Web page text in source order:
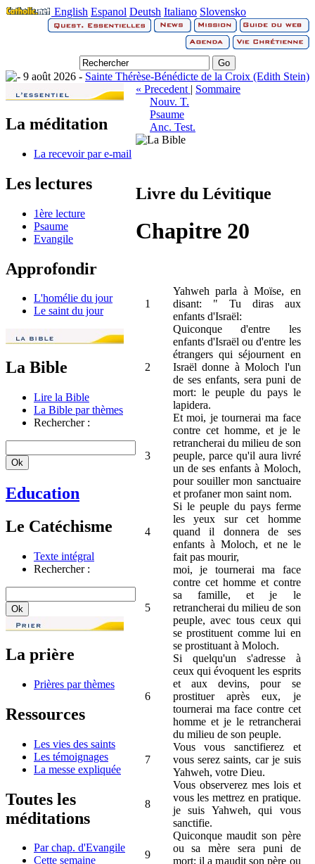
English Espanol Deutsh Italiano Slovensko
9 août 2026 - Sainte Thérèse-Bénédicte de la Croix (Edith Stein)
La méditation
La recevoir par e-mail
Les lectures
1ère lecture
Psaume
Evangile
Approfondir
L'homélie du jour
Le saint du jour
La Bible
Lire la Bible
La Bible par thèmes
Rechercher :
Education
Le Catéchisme
Texte intégral
Rechercher :
La prière
Prières par thèmes
Ressources
Les vies des saints
Les témoignages
La messe expliquée
Toutes les
méditations
Par chap. d'Evangile
Cette semaine
« Precedent | Sommaire
Nouv. T.
Psaume
Anc. Test.
Livre du Lévitique
Chapitre 20
1
Yahweh parla à Moïse, en
disant: " Tu diras aux
enfants d'Israël:
2
Quiconque d'entre les
enfants d'Israël ou d'entre les
étrangers qui séjournent en
Israël donne à Moloch l'un
de ses enfants, sera puni de
mort: le peuple du pays le
lapidera.
3
Et moi, je tournerai ma face
contre cet homme, et je le
retrancherai du milieu de son
peuple, parce qu'il aura livré
un de ses enfants à Moloch,
pour souiller mon sanctuaire
et profaner mon saint nom.
4
Si le peuple du pays ferme
les yeux sur cet homme
quand il donnera de ses
enfants à Moloch, et ne le
fait pas mourir,
5
moi, je tournerai ma face
contre cet homme et contre
sa famille, et je le
retrancherai du milieu de son
peuple, avec tous ceux qui
se prostituent comme lui en
se prostituant à Moloch.
6
Si quelqu'un s'adresse à
ceux qui évoquent les esprits
et aux devins, pour se
prostituer après eux, je
tournerai ma face contre cet
homme et je le retrancherai
du milieu de son peuple.
7
Vous vous sanctifierez et
vous serez saints, car je suis
Yahweh, votre Dieu.
8
Vous observerez mes lois et
vous les mettrez en pratique.
je suis Yahweh, qui vous
sanctifie.
9
Quiconque maudit son père
ou sa mère sera puni de
mort; il a maudit son père ou